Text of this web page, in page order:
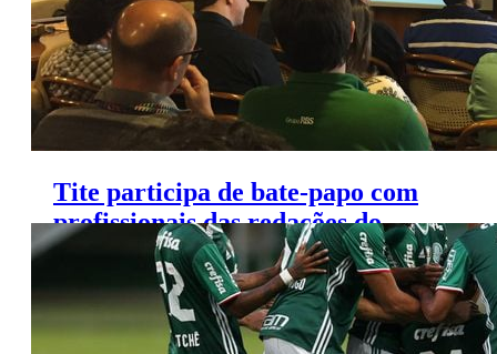
Tite participa de bate-papo com
profissionais das redações do
Grupo RBS